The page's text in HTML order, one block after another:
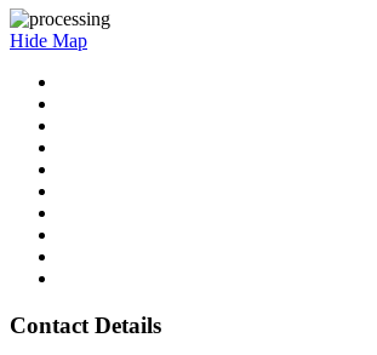
Hide Map
Contact Details